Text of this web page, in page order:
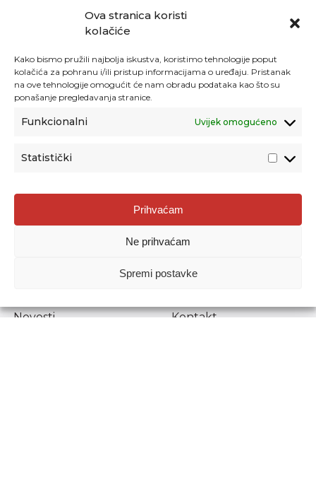
Ova stranica koristi
kolačiće
Kako bismo pružili najbolja iskustva, koristimo tehnologije poput
kolačića za pohranu i/ili pristup informacijama o uređaju. Pristanak
na ove tehnologije omogućit će nam obradu podataka kao što su
ponašanje pregledavanja stranice.
Funkcionalni Uvijek omogućeno
Statistički
Prihvaćam
Ne prihvaćam
Spremi postavke
Agencija za odgoj i obrazovanje
Donje Svetice 38, 10000 Zagreb
1778129
Prenošenje sadržaja dopušteno je uz navođenje izvora.
Novosti
Kontakt